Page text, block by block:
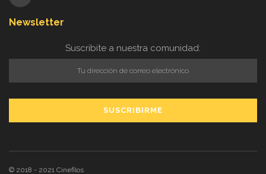
Newsletter
Suscribite a nuestra comunidad:
© 2018 - 2021 Cinefilos